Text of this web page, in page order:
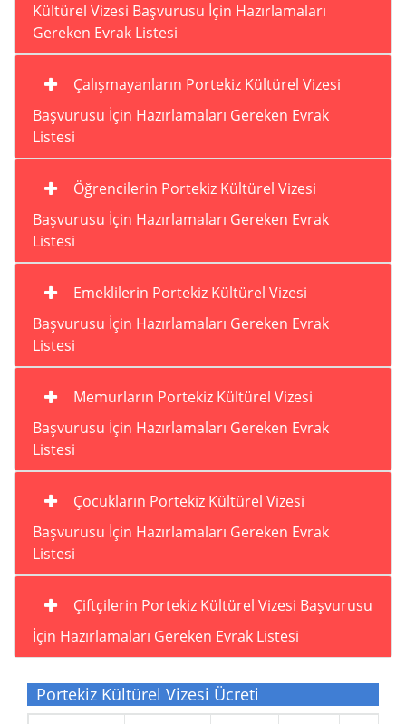
Kültürel Vizesi Başvurusu İçin Hazırlamaları
Gereken Evrak Listesi
Çalışmayanların Portekiz Kültürel Vizesi
Başvurusu İçin Hazırlamaları Gereken Evrak
Listesi
Öğrencilerin Portekiz Kültürel Vizesi
Başvurusu İçin Hazırlamaları Gereken Evrak
Listesi
Emeklilerin Portekiz Kültürel Vizesi
Başvurusu İçin Hazırlamaları Gereken Evrak
Listesi
Memurların Portekiz Kültürel Vizesi
Başvurusu İçin Hazırlamaları Gereken Evrak
Listesi
Çocukların Portekiz Kültürel Vizesi
Başvurusu İçin Hazırlamaları Gereken Evrak
Listesi
Çiftçilerin Portekiz Kültürel Vizesi Başvurusu
İçin Hazırlamaları Gereken Evrak Listesi
Portekiz Kültürel Vizesi Ücreti